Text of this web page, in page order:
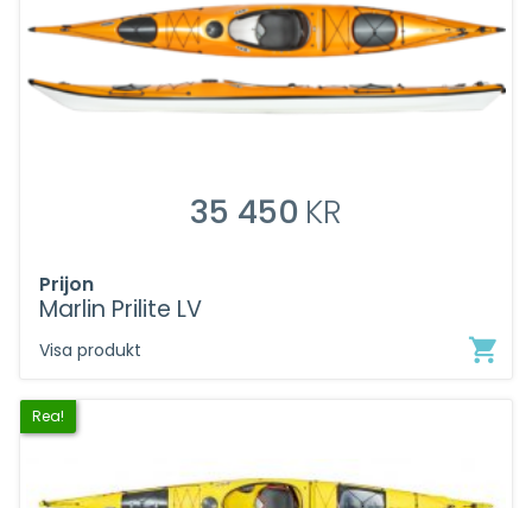
35 450 KR
Prijon
Marlin Prilite LV
Visa produkt
Rea!